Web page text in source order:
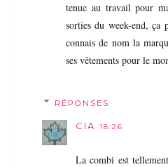
tenue au travail pour
sorties du week-end, ça
connais de nom la
ses vêtements pour le
RÉPONSES
CIA 18:26
La combi est